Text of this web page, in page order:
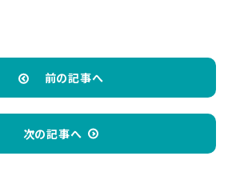
前の記事へ
次の記事へ